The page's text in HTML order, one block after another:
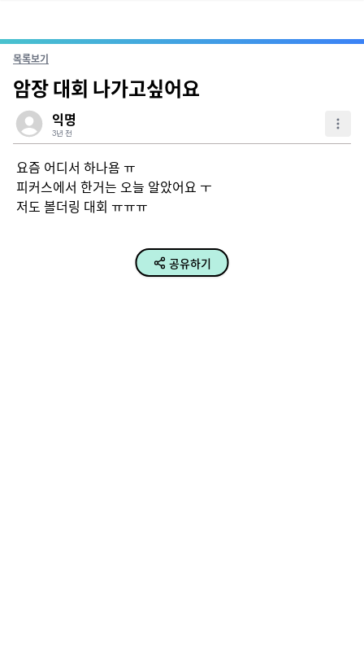
목록보기
암장 대회 나가고싶어요
익명
3년 전
요즘 어디서 하나욤 ㅠ
피커스에서 한거는 오늘 알았어요 ㅜ
저도 볼더링 대회 ㅠㅠㅠ
공유하기